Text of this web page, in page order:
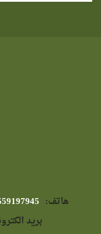
هاتف:
بريد